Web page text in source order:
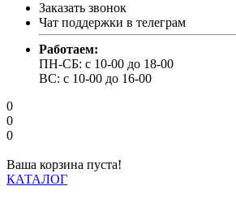
Заказать звонок
Чат поддержки в телеграм
Работаем:
ПН-СБ: с 10-00 до 18-00
ВС: с 10-00 до 16-00
0
0
0
Ваша корзина пуста!
КАТАЛОГ